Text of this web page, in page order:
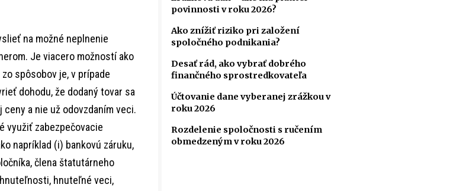
na možné neplnenie
Je viacero možností ako
spôsobov je, v prípade
dohodu, že dodaný tovar sa
a nie už odovzdaním veci.
využiť zabezpečovacie
napríklad (i) bankovú záruku,
člena štatutárneho
hnuteľné veci,
povinnosti v roku 2026?
Ako znížiť riziko pri založení
spoločného podnikania?
Desať rád, ako vybrať dobrého
finančného sprostredkovateľa
Účtovanie dane vyberanej zrážkou v
roku 2026
Rozdelenie spoločnosti s ručením
obmedzeným v roku 2026